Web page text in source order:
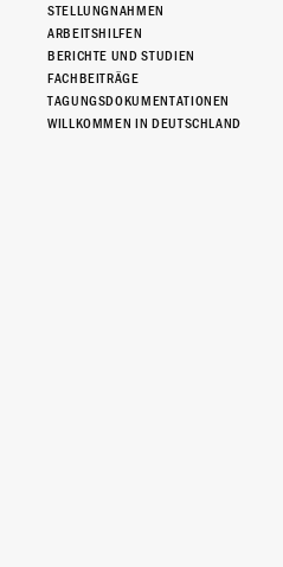
STELLUNGNAHMEN
ARBEITSHILFEN
BERICHTE UND STUDIEN
FACHBEITRÄGE
TAGUNGSDOKUMENTATIONEN
WILLKOMMEN IN DEUTSCHLAND